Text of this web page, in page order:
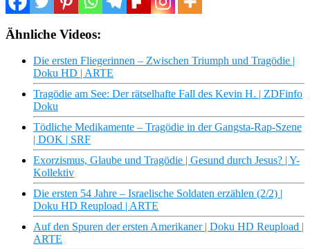
Ähnliche Videos:
Die ersten Fliegerinnen – Zwischen Triumph und Tragödie |
Doku HD | ARTE
Tragödie am See: Der rätselhafte Fall des Kevin H. | ZDFinfo
Doku
Tödliche Medikamente – Tragödie in der Gangsta-Rap-Szene
| DOK | SRF
Exorzismus, Glaube und Tragödie | Gesund durch Jesus? | Y-
Kollektiv
Die ersten 54 Jahre – Israelische Soldaten erzählen (2/2) |
Doku HD Reupload | ARTE
Auf den Spuren der ersten Amerikaner | Doku HD Reupload |
ARTE